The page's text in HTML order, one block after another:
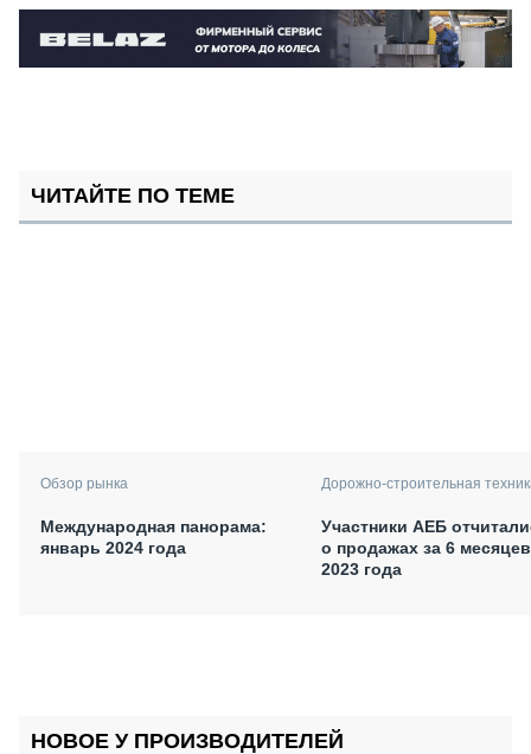
ЧИТАЙТЕ ПО ТЕМЕ
Обзор рынка
Международная панорама:
январь 2024 года
Дорожно-строительная
Участники АЕБ
о продажах за 6 месяцев
2023 года
НОВОЕ У ПРОИЗВОДИТЕЛЕЙ